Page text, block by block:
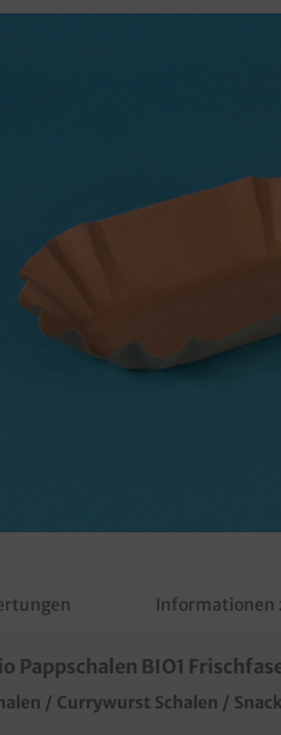
Informationen
BIO1
/ Currywurst Schalen /